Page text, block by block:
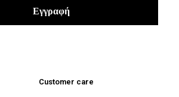
Customer care